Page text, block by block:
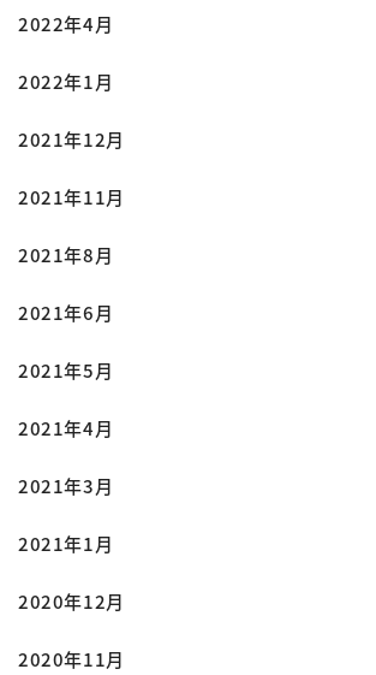
2022年4月
2022年1月
2021年12月
2021年11月
2021年8月
2021年6月
2021年5月
2021年4月
2021年3月
2021年1月
2020年12月
2020年11月